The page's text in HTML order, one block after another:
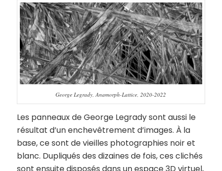
George Legrady, Anamorph-Lattice, 2020-2022
Les panneaux de George Legrady sont aussi le
résultat d’un enchevêtrement d’images. À la
base, ce sont de vieilles photographies noir et
blanc. Dupliqués des dizaines de fois, ces clichés